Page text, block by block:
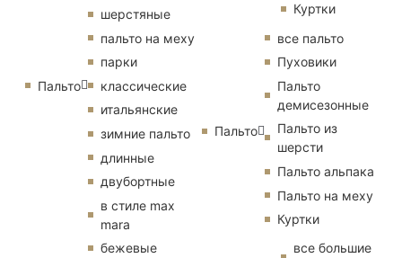
Пальто
шерстяные
пальто на меху
парки
классические
итальянские
зимние пальто
длинные
двубортные
в стиле max
mara
бежевые
Куртки
Пальто
все пальто
Пуховики
Пальто
демисезонные
Пальто из
шерсти
Пальто альпака
Пальто на меху
Куртки
все большие